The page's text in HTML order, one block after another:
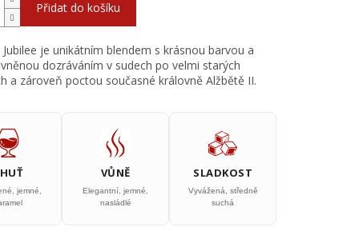
Přidat do košíku
je unikátním blendem s krásnou barvou a
dozráváním v sudech po velmi starých
a zároveň poctou současné královně Alžbětě II.
jemné,
VŮNĚ
Elegantní, jemné,
nasládlé
SLADKOST
Vyvážená, středně
suchá